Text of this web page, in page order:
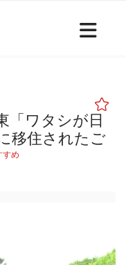
「ワタシが日
移住されたご
すめ